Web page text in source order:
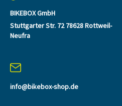
BIKEBOX GmbH
Stuttgarter Str. 72 78628 Rottweil-
Neufra
info@bikebox-shop.de